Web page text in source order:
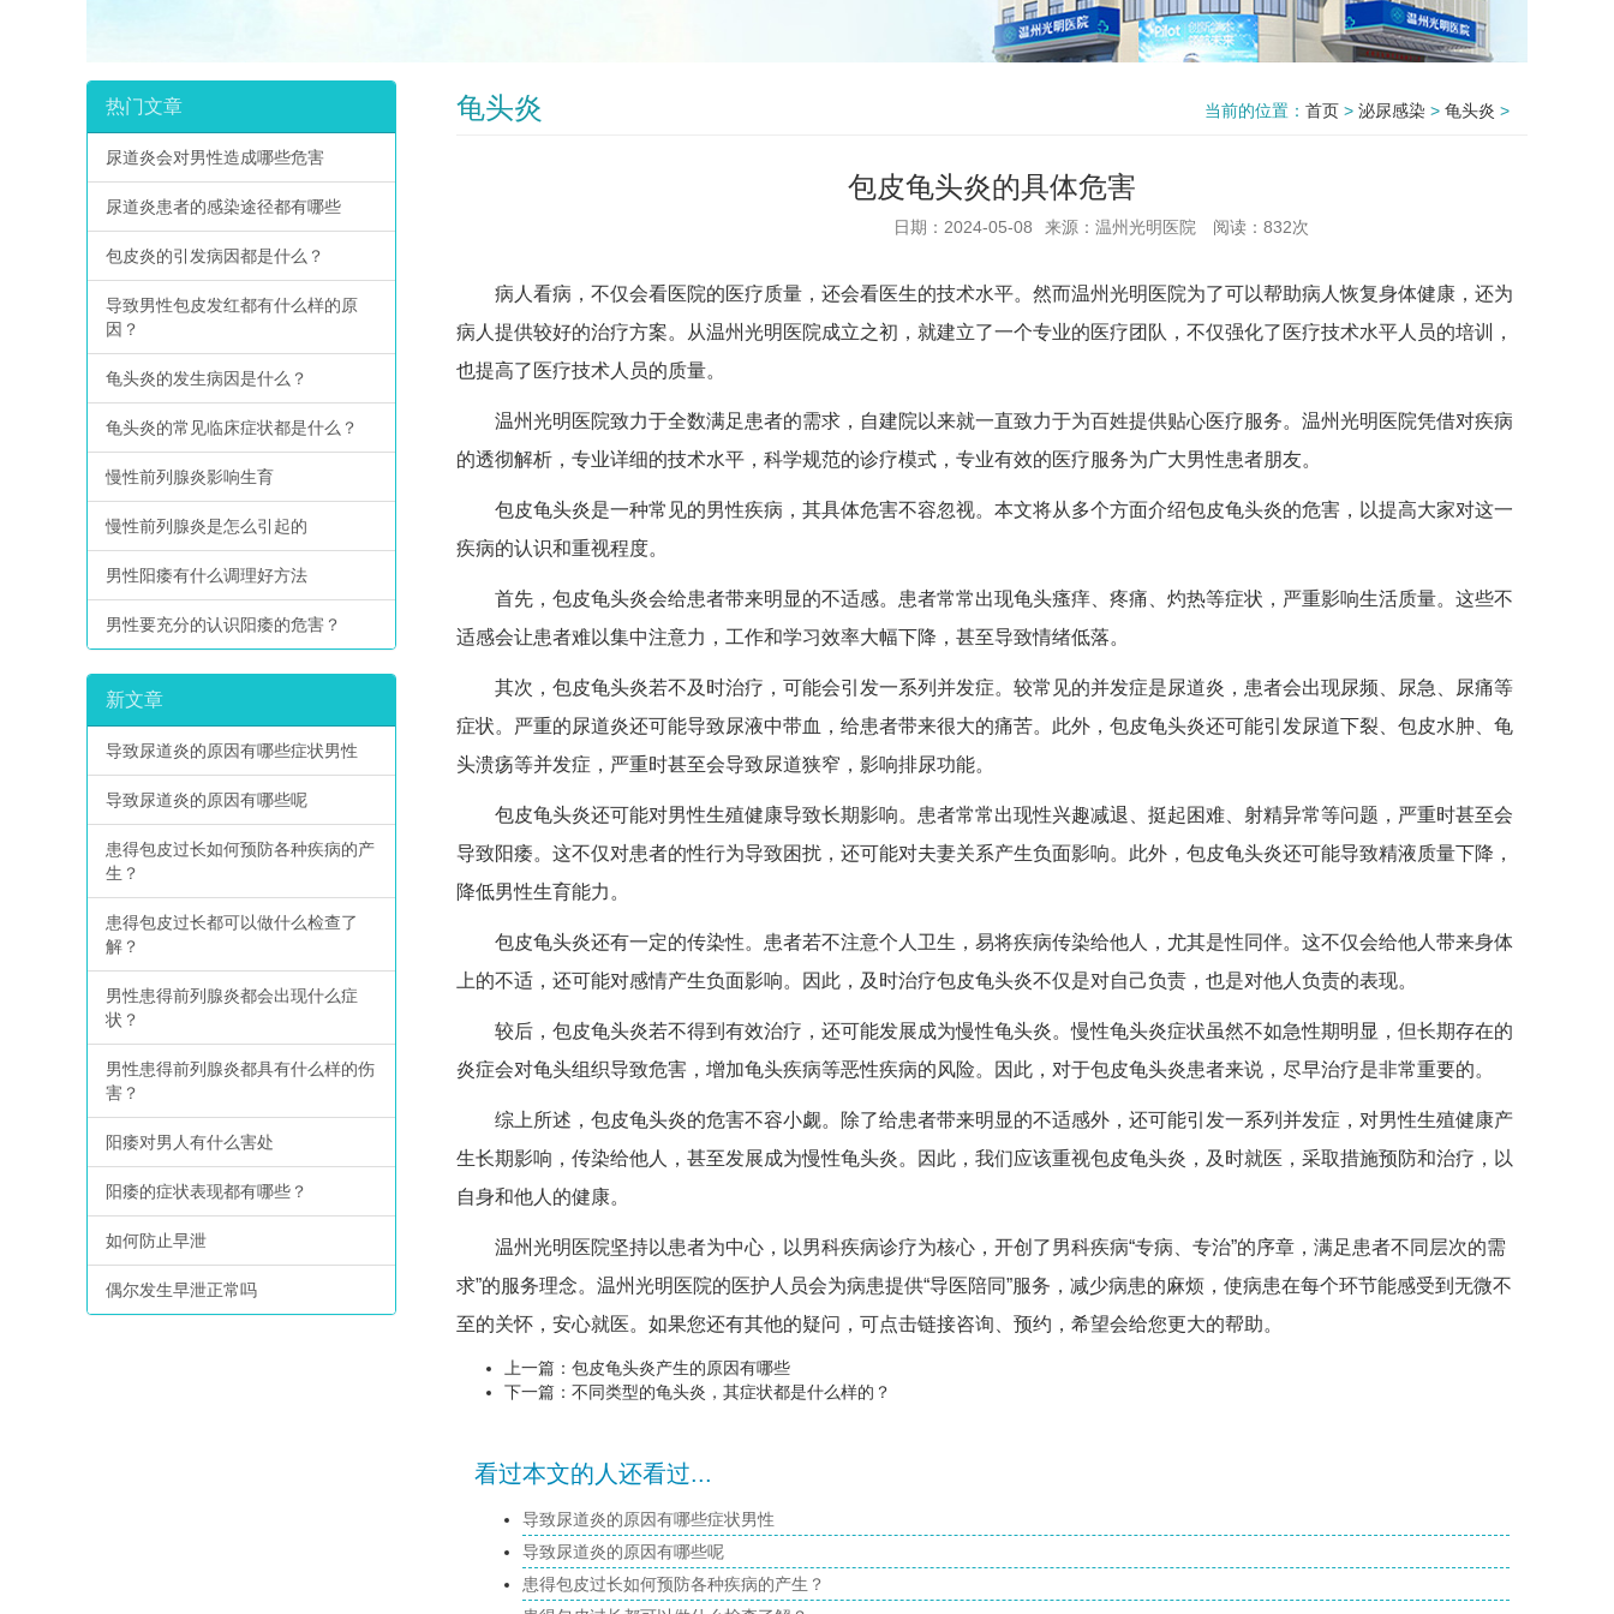
热门文章
尿道炎会对男性造成哪些危害
尿道炎患者的感染途径都有哪些
包皮炎的引发病因都是什么？
导致男性包皮发红都有什么样的原
因？
龟头炎的发生病因是什么？
龟头炎的常见临床症状都是什么？
慢性前列腺炎影响生育
慢性前列腺炎是怎么引起的
男性阳痿有什么调理好方法
男性要充分的认识阳痿的危害？
新文章
导致尿道炎的原因有哪些症状男性
导致尿道炎的原因有哪些呢
患得包皮过长如何预防各种疾病的产
生？
患得包皮过长都可以做什么检查了
解？
男性患得前列腺炎都会出现什么症
状？
男性患得前列腺炎都具有什么样的伤
害？
阳痿对男人有什么害处
阳痿的症状表现都有哪些？
如何防止早泄
偶尔发生早泄正常吗
龟头炎 当前的位置： 首页 > 泌尿感染 > 龟头炎 >
包皮龟头炎的具体危害
日期：2024-05-08 来源：温州光明医院 阅读： 832次
病人看病，不仅会看医院的医疗质量，还会看医生的技术水平。然而温州光明医院为了可以帮助病人恢复身体健康，还为
病人提供较好的治疗方案。从温州光明医院成立之初，就建立了一个专业的医疗团队，不仅强化了医疗技术水平人员的培训，
也提高了医疗技术人员的质量。
温州光明医院致力于全数满足患者的需求，自建院以来就一直致力于为百姓提供贴心医疗服务。温州光明医院凭借对疾病
的透彻解析，专业详细的技术水平，科学规范的诊疗模式，专业有效的医疗服务为广大男性患者朋友。
包皮龟头炎是一种常见的男性疾病，其具体危害不容忽视。本文将从多个方面介绍包皮龟头炎的危害，以提高大家对这一
疾病的认识和重视程度。
首先，包皮龟头炎会给患者带来明显的不适感。患者常常出现龟头瘙痒、疼痛、灼热等症状，严重影响生活质量。这些不
适感会让患者难以集中注意力，工作和学习效率大幅下降，甚至导致情绪低落。
其次，包皮龟头炎若不及时治疗，可能会引发一系列并发症。较常见的并发症是尿道炎，患者会出现尿频、尿急、尿痛等
症状。严重的尿道炎还可能导致尿液中带血，给患者带来很大的痛苦。此外，包皮龟头炎还可能引发尿道下裂、包皮水肿、龟
头溃疡等并发症，严重时甚至会导致尿道狭窄，影响排尿功能。
包皮龟头炎还可能对男性生殖健康导致长期影响。患者常常出现性兴趣减退、挺起困难、射精异常等问题，严重时甚至会
导致阳痿。这不仅对患者的性行为导致困扰，还可能对夫妻关系产生负面影响。此外，包皮龟头炎还可能导致精液质量下降，
降低男性生育能力。
包皮龟头炎还有一定的传染性。患者若不注意个人卫生，易将疾病传染给他人，尤其是性同伴。这不仅会给他人带来身体
上的不适，还可能对感情产生负面影响。因此，及时治疗包皮龟头炎不仅是对自己负责，也是对他人负责的表现。
较后，包皮龟头炎若不得到有效治疗，还可能发展成为慢性龟头炎。慢性龟头炎症状虽然不如急性期明显，但长期存在的
炎症会对龟头组织导致危害，增加龟头疾病等恶性疾病的风险。因此，对于包皮龟头炎患者来说，尽早治疗是非常重要的。
综上所述，包皮龟头炎的危害不容小觑。除了给患者带来明显的不适感外，还可能引发一系列并发症，对男性生殖健康产
生长期影响，传染给他人，甚至发展成为慢性龟头炎。因此，我们应该重视包皮龟头炎，及时就医，采取措施预防和治疗，以
自身和他人的健康。
温州光明医院坚持以患者为中心，以男科疾病诊疗为核心，开创了男科疾病“专病、专治”的序章，满足患者不同层次的需
求”的服务理念。温州光明医院的医护人员会为病患提供“导医陪同”服务，减少病患的麻烦，使病患在每个环节能感受到无微不
至的关怀，安心就医。如果您还有其他的疑问，可点击链接咨询、预约，希望会给您更大的帮助。
上一篇： 包皮龟头炎产生的原因有哪些
下一篇： 不同类型的龟头炎，其症状都是什么样的？
看过本文的人还看过...
导致尿道炎的原因有哪些症状男性
导致尿道炎的原因有哪些呢
患得包皮过长如何预防各种疾病的产生？